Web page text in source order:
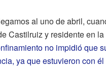
al uno de abril,
Castilruiz y residente en
no impidió que
ya que estuvieron con